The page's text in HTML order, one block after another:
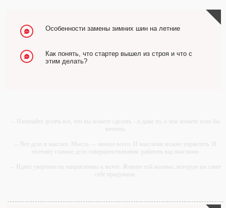
Особенности замены зимних шин на летние
Как понять, что стартер вышел из строя и что с
этим делать?
-- Начинайте делать все, что вы можете сделать – и даже то, о чем можете хотя бы
мечтать.
-- Все дело в мыслях. Мысль — начало всего. И мыслями можно управлять. И
поэтому главное дело совершенствования: работать над мыслями.
-- Идите уверенно по направлению к мечте. Живите той жизнью, которую вы сами
себе придумали.